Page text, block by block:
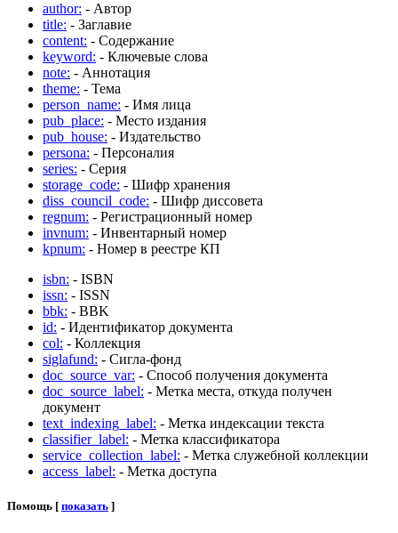
author: - Автор
title: - Заглавие
content: - Содержание
keyword: - Ключевые слова
note: - Аннотация
theme: - Тема
person_name: - Имя лица
pub_place: - Место издания
pub_house: - Издательство
persona: - Персоналия
series: - Серия
storage_code: - Шифр хранения
diss_council_code: - Шифр диссовета
regnum: - Регистрационный номер
invnum: - Инвентарный номер
kpnum: - Номер в реестре КП
isbn: - ISBN
issn: - ISSN
bbk: - BBK
id: - Идентификатор документа
col: - Коллекция
siglafund: - Сигла-фонд
doc_source_var: - Способ получения документа
doc_source_label: - Метка места, откуда получен
документ
text_indexing_label: - Метка индексации текста
classifier_label: - Метка классификатора
service_collection_label: - Метка служебной коллекции
access_label: - Метка доступа
Помощь [ показать ]